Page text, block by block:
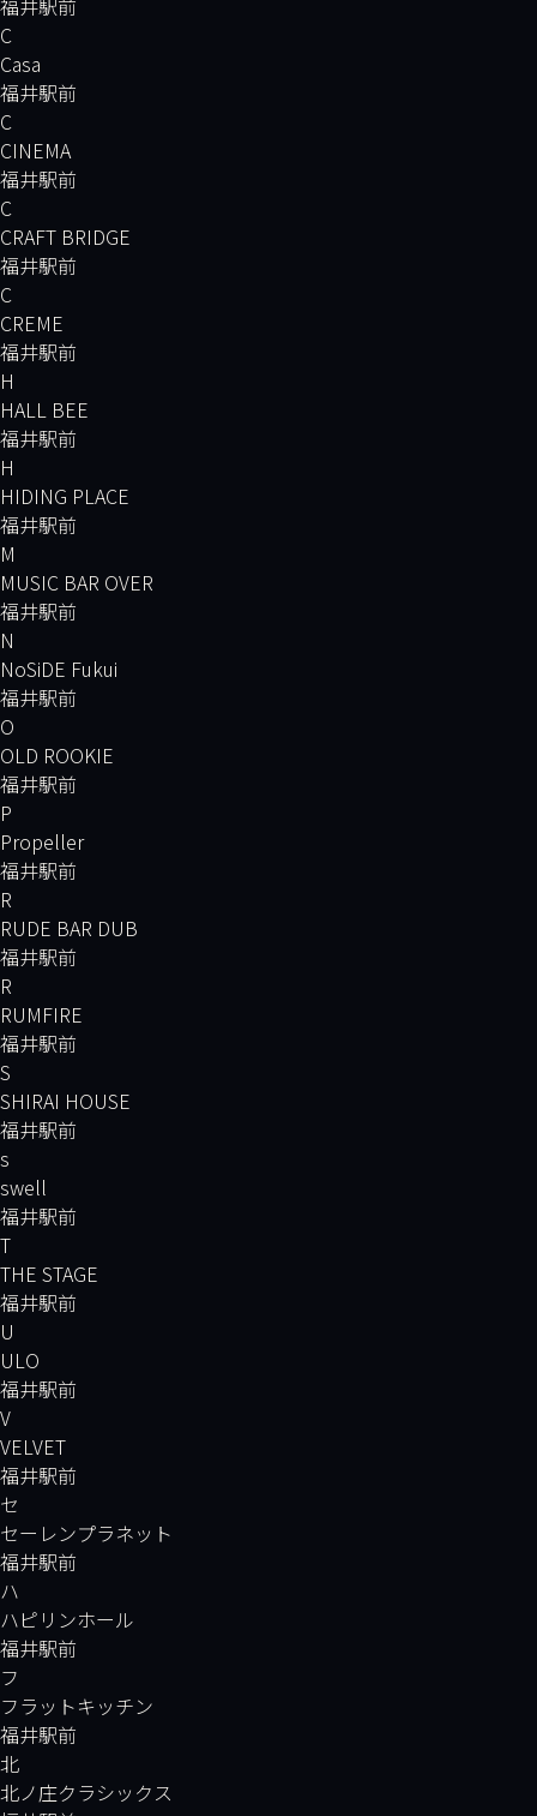
C
Casa
福井駅前
C
CINEMA
福井駅前
C
CRAFT BRIDGE
福井駅前
C
CREME
福井駅前
H
HALL BEE
福井駅前
H
HIDING PLACE
福井駅前
M
MUSIC BAR OVER
福井駅前
N
NoSiDE Fukui
福井駅前
O
OLD ROOKIE
福井駅前
P
Propeller
福井駅前
R
RUDE BAR DUB
福井駅前
R
RUMFIRE
福井駅前
S
SHIRAI HOUSE
福井駅前
s
swell
福井駅前
T
THE STAGE
福井駅前
U
ULO
福井駅前
V
VELVET
福井駅前
セ
セーレンプラネット
福井駅前
ハ
ハピリンホール
福井駅前
フ
フラットキッチン
福井駅前
北
北ノ庄クラシックス